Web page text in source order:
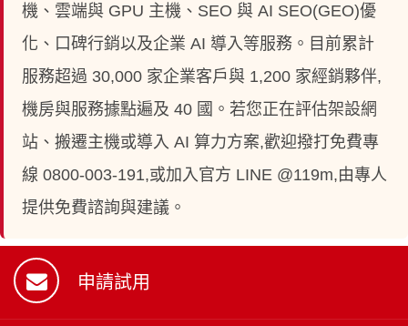
機、雲端與 GPU 主機、SEO 與 AI SEO(GEO)優
化、口碑行銷以及企業 AI 導入等服務。目前累計
服務超過 30,000 家企業客戶與 1,200 家經銷夥伴,
機房與服務據點遍及 40 國。若您正在評估架設網
站、搬遷主機或導入 AI 算力方案,歡迎撥打免費專
線 0800-003-191,或加入官方 LINE @119m,由專人
提供免費諮詢與建議。
申請試用